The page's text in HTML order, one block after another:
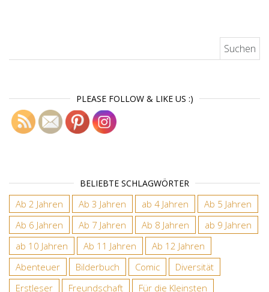
PLEASE FOLLOW & LIKE US :)
BELIEBTE SCHLAGWÖRTER
Ab 2 Jahren Ab 3 Jahren ab 4 Jahren
Ab 5 Jahren
Ab 6 Jahren
Ab 7 Jahren Ab 8 Jahren
ab 9 Jahren
ab 10 Jahren
Ab 11 Jahren
Ab 12 Jahren
Abenteuer
Bilderbuch Comic
Diversität
Erstleser
Freundschaft
Für die Kleinsten